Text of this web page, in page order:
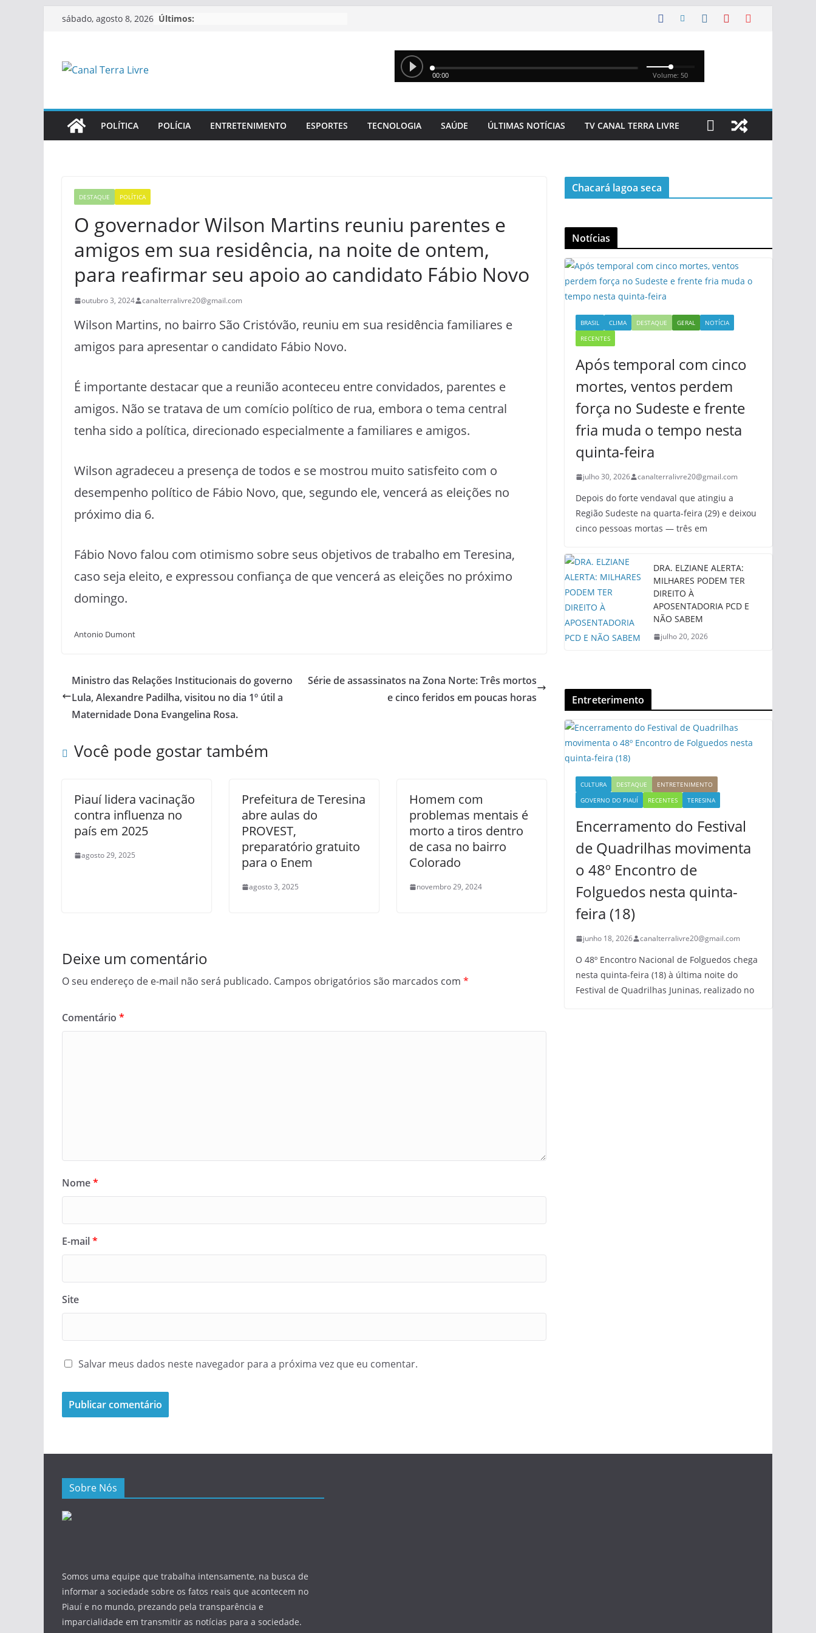
sábado, agosto 8, 2026 Últimos:
POLÍTICA POLÍCIA ENTRETENIMENTO ESPORTES TECNOLOGIA SAÚDE ÚLTIMAS NOTÍCIAS TV CANAL TERRA LIVRE
DESTAQUE POLÍTICA
O governador Wilson Martins reuniu parentes e
amigos em sua residência, na noite de ontem,
para reafirmar seu apoio ao candidato Fábio Novo
outubro 3, 2024 canalterralivre20@gmail.com
Wilson Martins, no bairro São Cristóvão, reuniu em sua residência familiares e
amigos para apresentar o candidato Fábio Novo.
É importante destacar que a reunião aconteceu entre convidados, parentes e
amigos. Não se tratava de um comício político de rua, embora o tema central
tenha sido a política, direcionado especialmente a familiares e amigos.
Wilson agradeceu a presença de todos e se mostrou muito satisfeito com o
desempenho político de Fábio Novo, que, segundo ele, vencerá as eleições no
próximo dia 6.
Fábio Novo falou com otimismo sobre seus objetivos de trabalho em Teresina,
caso seja eleito, e expressou confiança de que vencerá as eleições no próximo
domingo.
Antonio Dumont
Ministro das Relações Institucionais do governo
Lula, Alexandre Padilha, visitou no dia 1º útil a
Maternidade Dona Evangelina Rosa.
Série de assassinatos na Zona Norte: Três mortos
e cinco feridos em poucas horas
Você pode gostar também
Piauí lidera vacinação
contra influenza no
país em 2025
agosto 29, 2025
Prefeitura de Teresina
abre aulas do
PROVEST,
preparatório gratuito
para o Enem
agosto 3, 2025
Homem com
problemas mentais é
morto a tiros dentro
de casa no bairro
Colorado
novembro 29, 2024
Deixe um comentário
O seu endereço de e-mail não será publicado. Campos obrigatórios são marcados com *
Comentário *
Nome*
E-mail*
Site
Salvar meus dados neste navegador para a próxima vez que eu comentar.
Chacará lagoa seca
Notícias
BRASIL CLIMA DESTAQUE GERAL
NOTÍCIA
RECENTES
Após temporal com cinco
mortes, ventos perdem
força no Sudeste e frente
fria muda o tempo nesta
quinta-feira
julho 30, 2026 canalterralivre20@gmail.com
Depois do forte vendaval que atingiu a
Região Sudeste na quarta-feira (29) e deixou
cinco pessoas mortas — três em
DRA. ELZIANE ALERTA:
MILHARES PODEM TER
DIREITO À
APOSENTADORIA PCD E
NÃO SABEM
julho 20, 2026
Entreterimento
CULTURA DESTAQUE
ENTRETENIMENTO
GOVERNO DO PIAUÍ
RECENTES TERESINA
Encerramento do Festival
de Quadrilhas movimenta
o 48º Encontro de
Folguedos nesta quinta-
feira (18)
junho 18, 2026 canalterralivre20@gmail.com
O 48º Encontro Nacional de Folguedos chega
nesta quinta-feira (18) à última noite do
Festival de Quadrilhas Juninas, realizado no
Sobre Nós
Somos uma equipe que trabalha intensamente, na busca de
informar a sociedade sobre os fatos reais que acontecem no
Piauí e no mundo, prezando pela transparência e
imparcialidade em transmitir as notícias para a sociedade.